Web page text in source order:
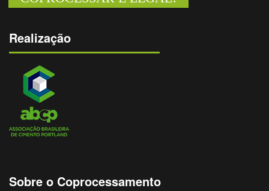
Realização
Sobre o Coprocessamento